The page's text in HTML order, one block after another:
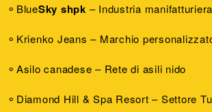
⚬BlueSky shpk – Industria manifatturiera
⚬Krienko Jeans – Marchio
⚬Asilo canadese – Rete di asili nido
⚬Diamond Hill & Spa Resort – Settore